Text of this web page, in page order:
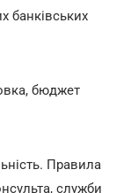
банківських
бюджет
Правила
служби